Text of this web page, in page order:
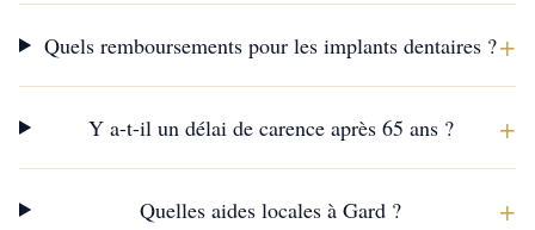
Quels remboursements pour les implants dentaires ?+
Y a-t-il un délai de carence après 65 ans ? +
Quelles aides locales à Gard ? +